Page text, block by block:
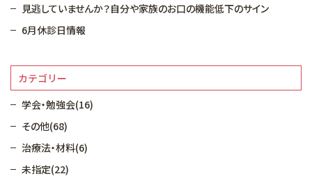
見逃していませんか？自分や家族のお口の機能低下のサイン
6月休診日情報
カテゴリー
学会・勉強会(16)
その他(68)
治療法・材料(6)
未指定(22)